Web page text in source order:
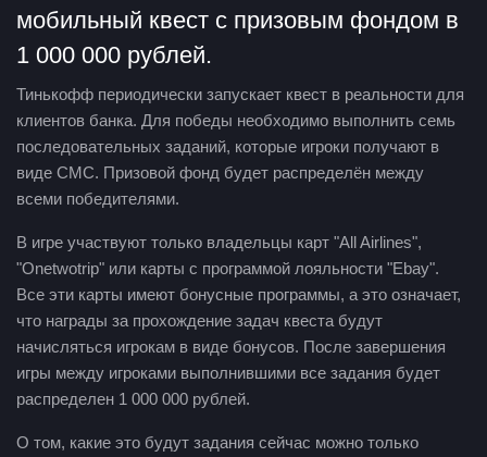
мобильный квест с призовым фондом в
1 000 000 рублей.
Тинькофф периодически запускает квест в реальности для
клиентов банка. Для победы необходимо выполнить семь
последовательных заданий, которые игроки получают в
виде СМС. Призовой фонд будет распределён между
всеми победителями.
В игре участвуют только владельцы карт "All Airlines",
"Onetwotrip" или карты с программой лояльности "Ebay".
Все эти карты имеют бонусные программы, а это означает,
что награды за прохождение задач квеста будут
начисляться игрокам в виде бонусов. После завершения
игры между игроками выполнившими все задания будет
распределен 1 000 000 рублей.
О том, какие это будут задания сейчас можно только